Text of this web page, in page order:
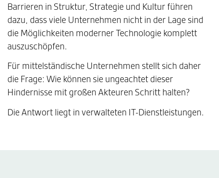
Barrieren in Struktur, Strategie und Kultur führen
dazu, dass viele Unternehmen nicht in der Lage sind
die Möglichkeiten moderner Technologie komplett
auszuschöpfen.
Für mittelständische Unternehmen stellt sich daher
die Frage: Wie können sie ungeachtet dieser
Hindernisse mit großen Akteuren Schritt halten?
Die Antwort liegt in verwalteten IT-Dienstleistungen.